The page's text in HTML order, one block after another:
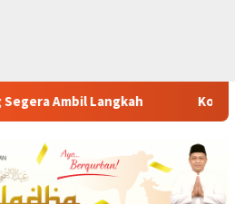
Komitmen Polsek Tigaraksa Tindak